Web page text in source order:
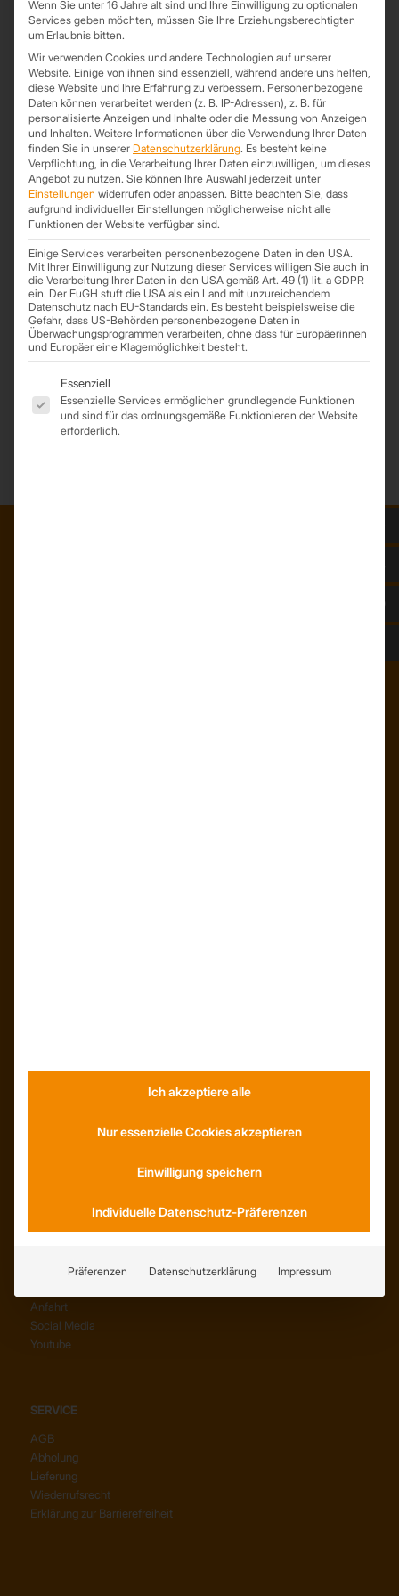
Projekte des nächsten Jahres vorzubereiten. Dafür benötigt jeder
das passende Material und das haben wir auf Lager!
Trapezblechin verschiedenen Farben und ein großerSonderposten
weißes Blech zum Special-Preis inkl. Zubehör, dazu noch
unsereDachplatten in 1. Wahl, u.a. auf Wunschlänge abgefahren im
Werk.
Abgerundet wird das ganze mit unserem SonderpostenTragschale
mit Längen von 11,695 mund einer Materialstärke von 1,0 mm!
Auch andere tolle Angebote haben wir für den Monat November,
schauen Sie dafür doch gern auf unserer Website vorbei. Für einen
persönlichen Kontakt steht Ihnen natürlich unser Team gern mit
Rufen Sie dazu einfach unsere Hotline an unter 0341 – 520 19 139
oder schicken Sie uns eine Email an:info@trapezprofile-
deutschland.de
*Trapezprofile Deutschland ist ein Geschäftsbereich der On Spot
Service GmbH
Wissenswertes
KONTAKT
Anfahrt
Social Media
Youtube
SERVICE
AGB
Abholung
Lieferung
Wiederrufsrecht
Erklärung zur Barrierefreiheit
Wenn Sie unter 16 Jahre alt sind und Ihre Einwilligung zu optionalen
Services geben möchten, müssen Sie Ihre Erziehungsberechtigten
um Erlaubnis bitten.
Wir verwenden Cookies und andere Technologien auf unserer
Website. Einige von ihnen sind essenziell, während andere uns helfen,
diese Website und Ihre Erfahrung zu verbessern. Personenbezogene
Daten können verarbeitet werden (z. B. IP-Adressen), z. B. für
personalisierte Anzeigen und Inhalte oder die Messung von Anzeigen
und Inhalten. Weitere Informationen über die Verwendung Ihrer Daten
finden Sie in unserer Datenschutzerklärung. Es besteht keine
Verpflichtung, in die Verarbeitung Ihrer Daten einzuwilligen, um dieses
Angebot zu nutzen. Sie können Ihre Auswahl jederzeit unter
Einstellungen widerrufen oder anpassen. Bitte beachten Sie, dass
aufgrund individueller Einstellungen möglicherweise nicht alle
Funktionen der Website verfügbar sind.
Einige Services verarbeiten personenbezogene Daten in den USA.
Mit Ihrer Einwilligung zur Nutzung dieser Services willigen Sie auch in
die Verarbeitung Ihrer Daten in den USA gemäß Art. 49 (1) lit. a GDPR
ein. Der EuGH stuft die USA als ein Land mit unzureichendem
Datenschutz nach EU-Standards ein. Es besteht beispielsweise die
Gefahr, dass US-Behörden personenbezogene Daten in
Überwachungsprogrammen verarbeiten, ohne dass für Europäerinnen
und Europäer eine Klagemöglichkeit besteht.
Es folgt eine Liste der Service-Gruppen, für die eine
Essenziell
Essenzielle Services ermöglichen grundlegende Funktionen
und sind für das ordnungsgemäße Funktionieren der Website
erforderlich.
Ich akzeptiere alle
Nur essenzielle Cookies akzeptieren
Einwilligung speichern
Individuelle Datenschutz-Präferenzen
Präferenzen Datenschutzerklärung Impressum